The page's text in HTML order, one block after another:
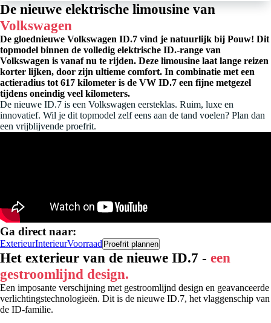
De nieuwe elektrische limousine van
Volkswagen
De gloednieuwe Volkswagen ID.7 vind je natuurlijk bij Pouw! Dit
topmodel binnen de volledig elektrische ID.-range van
Volkswagen is vanaf nu te rijden. Deze limousine laat lange reizen
korter lijken, door zijn ultieme comfort. In combinatie met een
actieradius tot 617 kilometer is de VW ID.7 een fijne metgezel
tijdens oneindig veel kilometers.
De nieuwe ID.7 is een Volkswagen eersteklas. Ruim, luxe en
innovatief. Wil je dit topmodel zelf eens aan de tand voelen? Plan dan
een vrijblijvende proefrit.
Ga direct naar:
ExterieurInterieurVoorraad Proefrit plannen
Het exterieur van de nieuwe ID.7 - een
gestroomlijnd design.
Een imposante verschijning met gestroomlijnd design en geavanceerde
verlichtingstechnologieën. Dit is de nieuwe ID.7, het vlaggenschip van
de ID-familie.